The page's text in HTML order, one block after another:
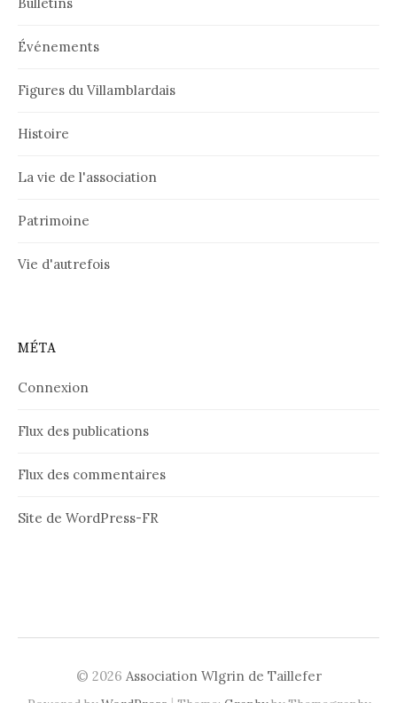
Événements
Figures du Villamblardais
Histoire
La vie de l'association
Patrimoine
Vie d'autrefois
MÉTA
Connexion
Flux des publications
Flux des commentaires
Site de WordPress-FR
© 2026 Association Wlgrin de Taillefer